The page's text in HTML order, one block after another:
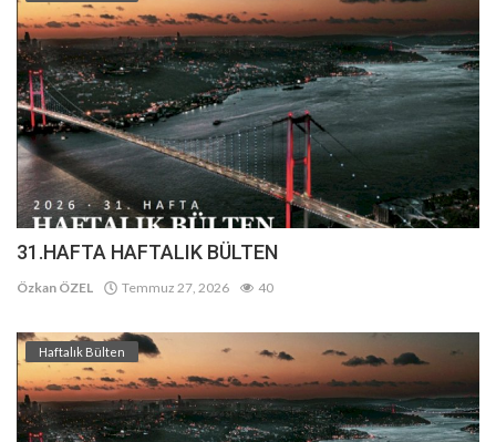
31.HAFTA HAFTALIK BÜLTEN
Özkan ÖZEL Temmuz 27, 2026 40
Haftalık Bülten